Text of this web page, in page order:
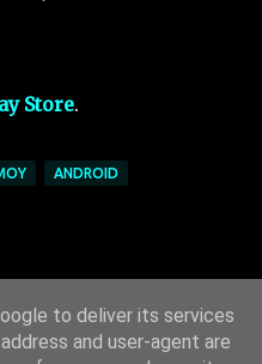
Store.
ANDROID
to deliver its services
and user-agent are